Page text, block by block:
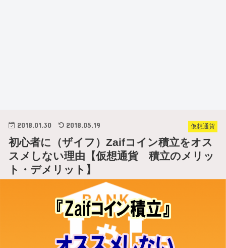
仮想通貨
2018.01.30 2018.05.19
初心者に（ザイフ）Zaifコイン積立をオス
スメしない理由【仮想通貨 積立のメリッ
ト・デメリット】